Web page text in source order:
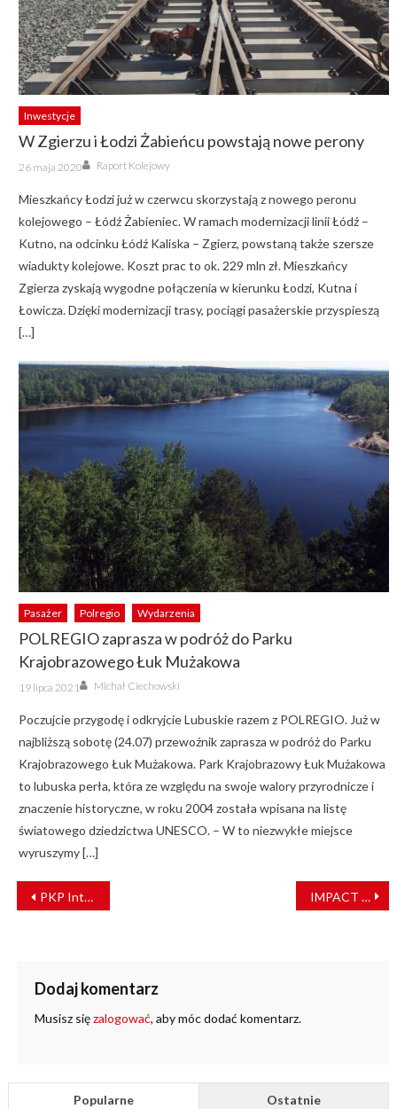
Inwestycje
W Zgierzu i Łodzi Żabieńcu powstają nowe perony
Posted
on
26 maja 2020 Author
Raport Kolejowy
Mieszkańcy Łodzi już w czerwcu skorzystają z nowego peronu
kolejowego – Łódź Żabieniec. W ramach modernizacji linii Łódź –
Kutno, na odcinku Łódź Kaliska – Zgierz, powstaną także szersze
wiadukty kolejowe. Koszt prac to ok. 229 mln zł. Mieszkańcy
Zgierza zyskają wygodne połączenia w kierunku Łodzi, Kutna i
Łowicza. Dzięki modernizacji trasy, pociągi pasażerskie przyspieszą
[…]
Pasażer Polregio Wydarzenia
POLREGIO zaprasza w podróż do Parku
Krajobrazowego Łuk Mużakowa
Posted
on
19 lipca 2021 Author
Michał Ciechowski
Poczujcie przygodę i odkryjcie Lubuskie razem z POLREGIO. Już w
najbliższą sobotę (24.07) przewoźnik zaprasza w podróż do Parku
Krajobrazowego Łuk Mużakowa. Park Krajobrazowy Łuk Mużakowa
to lubuska perła, która ze względu na swoje walory przyrodnicze i
znaczenie historyczne, w roku 2004 została wpisana na listę
światowego dziedzictwa UNESCO. – W to niezwykłe miejsce
wyruszymy […]
NAWIGACJA
WPISU
PKP Intercity zbuduje we Wrocławiu nowoczesną eko-myjnię IMPACT z nowym inwestorem strategicznym
Dodaj komentarz
Musisz sięzalogować, aby móc dodać komentarz.
Popularne Ostatnie